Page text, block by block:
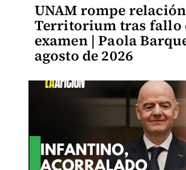
UNAM rompe
Territorium tras fallo
examen | Paola
agosto de 2026